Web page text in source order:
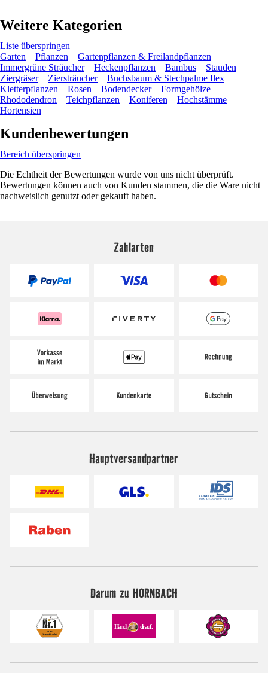
Weitere Kategorien
Liste überspringen
Garten
Pflanzen
Gartenpflanzen & Freilandpflanzen
Immergrüne Sträucher
Heckenpflanzen Bambus
Stauden
Ziergräser
Ziersträucher
Buchsbaum & Stechpalme Ilex
Kletterpflanzen
Rosen Bodendecker
Formgehölze
Rhododendron
Teichpflanzen Koniferen
Hochstämme
Hortensien
Kundenbewertungen
Bereich überspringen
Die Echtheit der Bewertungen wurde von uns nicht überprüft.
Bewertungen können auch von Kunden stammen, die die Ware nicht
nachweislich genutzt oder gekauft haben.
Zahlarten
Hauptversandpartner
Darum zu HORNBACH